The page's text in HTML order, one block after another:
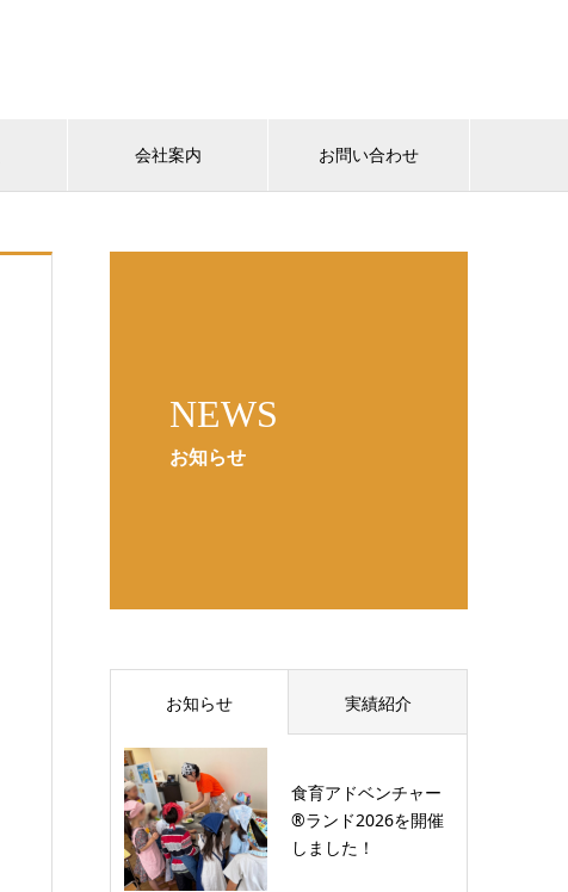
会社案内 お問い合わせ
NEWS
お知らせ
お知らせ 実績紹介
食育アドベンチャー
®ランド2026を開催
しました！